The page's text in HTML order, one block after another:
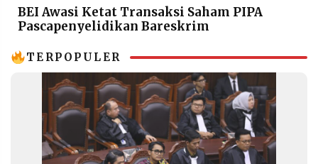
SERVICE
IKUTI
BEI Awasi Ketat Transaksi Saham PIPA
Pascapenyelidikan Bareskrim
TERPOPULER